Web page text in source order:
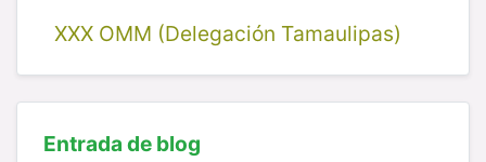
XXX OMM (Delegación Tamaulipas)
Entrada de blog